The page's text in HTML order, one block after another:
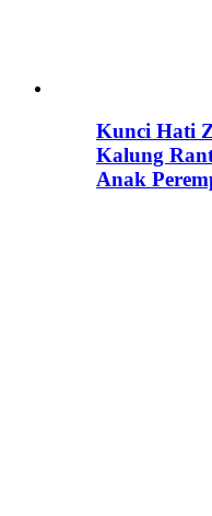
Kunci Hati
Kalung
Anak